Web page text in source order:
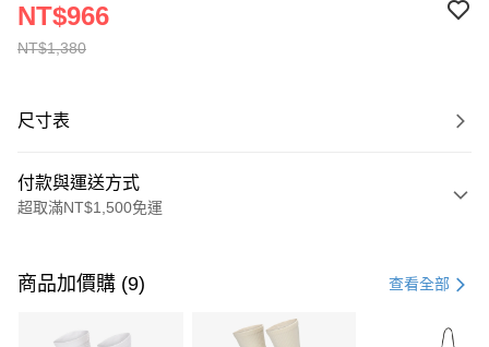
NT$1,380
NT$966
尺寸表
付款與運送方式
超取滿NT$1,500免運
信用卡一次付款
商品加價購 (9) 查看全部